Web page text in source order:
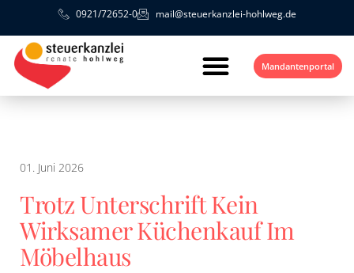
0921/72652-0 mail@steuerkanzlei-hohlweg.de
Mandantenportal
01. Juni 2026
Trotz Unterschrift Kein
Wirksamer Küchenkauf Im
Möbelhaus